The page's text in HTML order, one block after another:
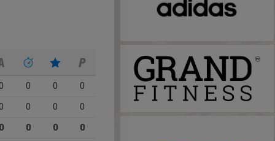
0 0
0
0 0
0
0 0 0 0